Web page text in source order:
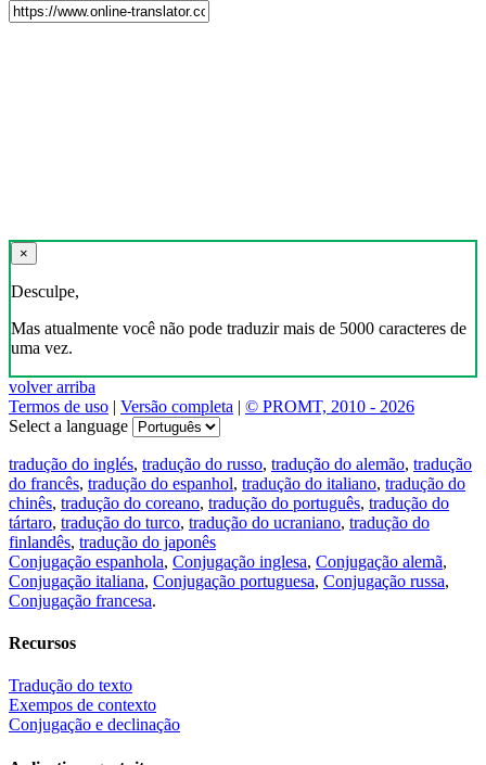
×
Desculpe,
Mas atualmente você não pode traduzir mais de 5000 caracteres de
uma vez.
volver arriba
Termos de uso | Versão completa | © PROMT, 2010 - 2026
Select a language
tradução do inglés, tradução do russo, tradução do alemão, tradução
do francês, tradução do espanhol, tradução do italiano, tradução do
chinês, tradução do coreano, tradução do português, tradução do
tártaro, tradução do turco, tradução do ucraniano, tradução do
finlandês, tradução do japonês
Conjugação espanhola, Conjugação inglesa, Conjugação alemã,
Conjugação italiana, Conjugação portuguesa, Conjugação russa,
Conjugação francesa.
Recursos
Tradução do texto
Exempos de contexto
Conjugação e declinação